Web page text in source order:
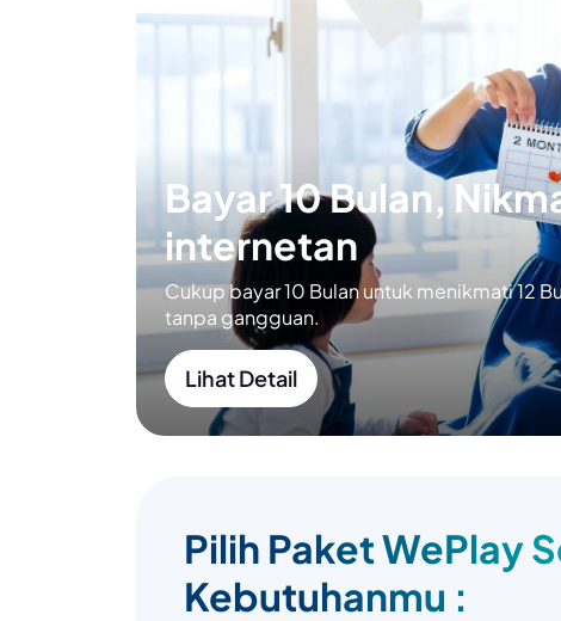
Bayar 10 Bulan,
internetan
Cukup bayar 10 Bulan untuk menikmati 12
tanpa gangguan.
Lihat Detail
Pilih Paket WePlay
Kebutuhanmu :